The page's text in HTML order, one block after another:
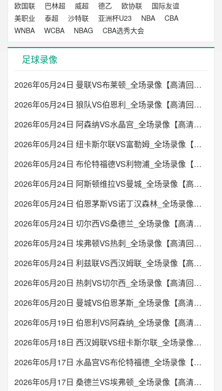
欧国联
巴林超 威超 德乙 欧协联
国际友谊
美职业
泰超 沙特联 亚洲杯U23 NBA
CBA
WNBA
WCBA NBAG CBA选秀大会
足球录像
2026年05月24日 曼联VS布莱顿_全场录像【高清回放】
2026年05月24日 狼队VS伯恩利_全场录像【高清回放】
2026年05月24日 阿森纳VS水晶宫_全场录像【高清回放】
2026年05月24日 纽卡斯尔联VS富勒姆_全场录像【高清回放】
2026年05月24日 布伦特福德VS利物浦_全场录像【高清回放】
2026年05月24日 阿斯顿维拉VS曼城_全场录像【高清回放】
2026年05月24日 伯恩茅斯VS诺丁汉森林_全场录像【高清回放】
2026年05月24日 切尔西VS桑德兰_全场录像【高清回放】
2026年05月24日 埃弗顿VS热刺_全场录像【高清回放】
2026年05月24日 利兹联VS西汉姆联_全场录像【高清回放】
2026年05月20日 热刺VS切尔西_全场录像【高清回放】
2026年05月20日 曼城VS伯恩茅斯_全场录像【高清回放】
2026年05月19日 伯恩利VS阿森纳_全场录像【高清回放】
2026年05月18日 西汉姆联VS纽卡斯尔联_全场录像【高清回放】
2026年05月17日 水晶宫VS布伦特福德_全场录像【高清回放】
2026年05月17日 桑德兰VS埃弗顿_全场录像【高清回放】